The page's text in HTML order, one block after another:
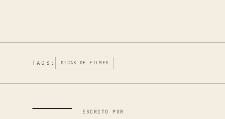
TAGS: DICAS DE FILMES
ESCRITO POR